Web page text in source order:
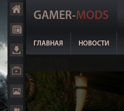
GAMER-MODS
ГЛАВНАЯ НОВОСТИ